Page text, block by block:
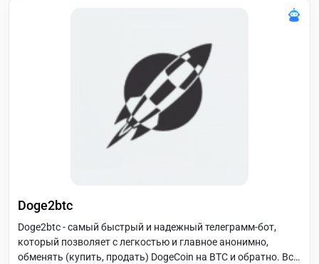
Doge2btc
Doge2btc - самый быстрый и надежный телеграмм-бот,
который позволяет с легкостью и главное анонимно,
обменять (купить, продать) DogeCoin на BTC и обратно. Все